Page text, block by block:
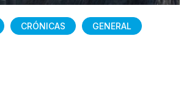
CRÓNICAS GENERAL